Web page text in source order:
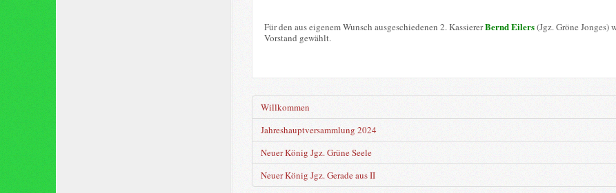
Für den aus eigenem Wunsch ausgeschiedenen 2. KassiererBernd Eilers(Jgz. Gröne Jonges)
Vorstand gewählt.
Willkommen
Jahreshauptversammlung 2024
Neuer König Jgz. Grüne Seele
Neuer König Jgz. Gerade aus II